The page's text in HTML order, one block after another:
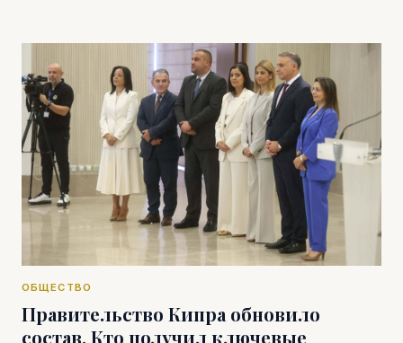
ОБЩЕСТВО
Правительство Кипра обновило
состав. Кто получил ключевые